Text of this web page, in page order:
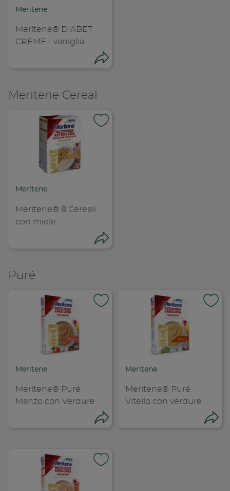
Copia link
Meritene
Meritene® DIABET
CREME - vaniglia
Condividi su
Copia link
Meritene Cereal
Meritene
Meritene® 8 Cereali
con miele
Condividi su
Copia link
Puré
Meritene
Meritene® Puré
Manzo con Verdure
Meritene
Meritene® Puré
Vitello con verdure